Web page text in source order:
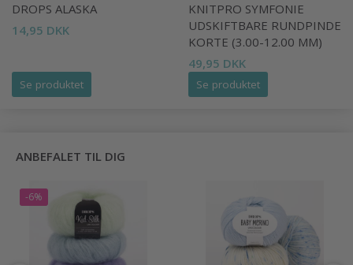
DROPS ALASKA
14,95 DKK
Se produktet
KNITPRO SYMFONIE
UDSKIFTBARE RUNDPINDE
KORTE (3.00-12.00 MM)
49,95 DKK
Se produktet
ANBEFALET TIL DIG
-6%